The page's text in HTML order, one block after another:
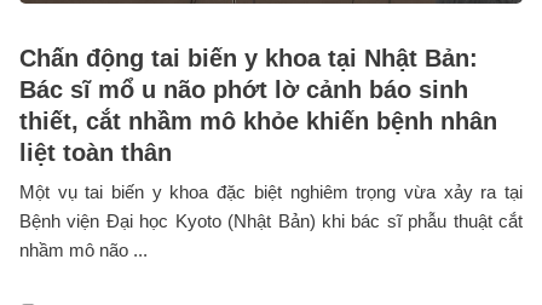
Chấn động tai biến y khoa tại Nhật Bản:
Bác sĩ mổ u não phớt lờ cảnh báo sinh
thiết, cắt nhầm mô khỏe khiến bệnh nhân
liệt toàn thân
Một vụ tai biến y khoa đặc biệt nghiêm trọng vừa xảy ra tại
Bệnh viện Đại học Kyoto (Nhật Bản) khi bác sĩ phẫu thuật cắt
nhầm mô não ...